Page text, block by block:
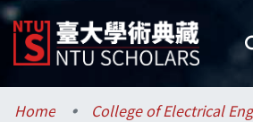
Communities & Collections
Home